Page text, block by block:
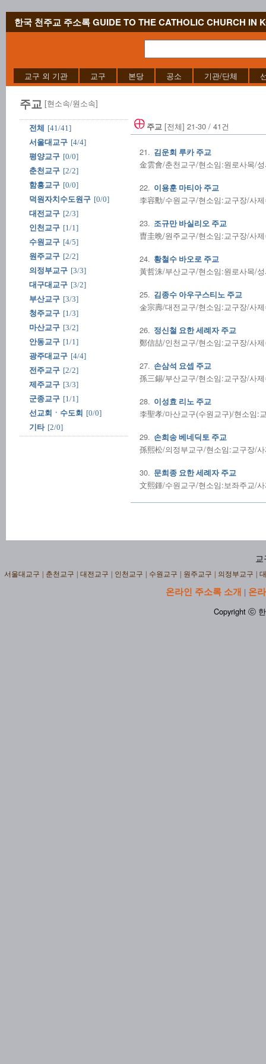
한국 천주교 주소록 GUIDE TO THE CATHOLIC CHURCH IN
교구 외 기관 교구 본당 공소 기관/단체
주교 [현소속/원소속]
전체
[41/41]
서울대교구 [4/4]
평양교구 [0/0]
춘천교구 [2/2]
함흥교구 [0/0]
덕원자치수도원구 [0/0]
대전교구 [2/3]
인천교구 [1/1]
수원교구 [4/5]
원주교구 [2/2]
의정부교구 [3/3]
대구대교구 [3/2]
부산교구 [3/3]
청주교구 [1/3]
마산교구 [3/2]
안동교구 [1/1]
광주대교구 [4/4]
전주교구 [2/2]
제주교구 [3/3]
군종교구 [1/1]
선교회ㆍ수도회 [0/0]
기타 [2/0]
주교 [전체] 21-30 / 41건
21. 김운회 루카 주교
金雲會/춘천교구/현소임:원로사목/
22. 이용훈 마티아 주교
李容勳/수원교구/현소임:교구장/사
23. 조규만 바실리오 주교
曺圭晩/원주교구/현소임:교구장/사
24. 황철수 바오로 주교
黃哲洙/부산교구/현소임:원로사목/
25. 김종수 아우구스티노 주교
金宗壽/대전교구/현소임:교구장/사
26. 정신철 요한 세례자 주교
鄭信喆/인천교구/현소임:교구장/사
27. 손삼석 요셉 주교
孫三錫/부산교구/현소임:교구장/사
28. 이성효 리노 주교
李聖孝/마산교구(수원교구)/현소임:
29. 손희송 베네딕토 주교
孫熙松/의정부교구/현소임:교구장/
30. 문희종 요한 세례자 주교
文熙鍾/수원교구/현소임:보좌주교/
교
서울대교구 춘천교구 대전교구 인천교구 수원교구 원주교구 의정부교구
온라인 주소록 소개 | 온
Copyright ⓒ